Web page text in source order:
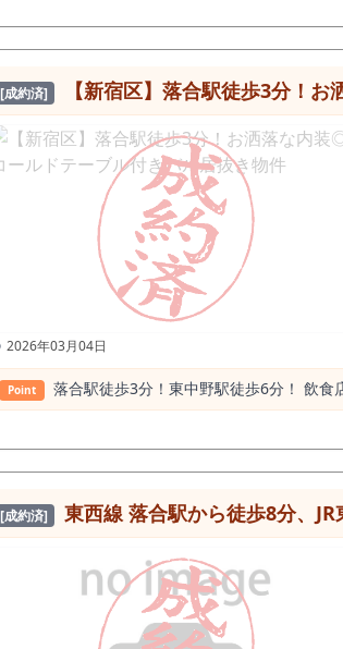
体的に把握いただけます。 「条件の良い居抜き物件は、検討している間に無くなる」 これは実際の市場で起きている事実です。 少しでもご興味がある
場合は、他の検討者に先を越される前に
・物件取得までの期間 ・内装工事費用 ・開業までの時間 いずれも大きく増加するケースが一般的です。 本物
区エリアでの出店を現実的に実現できる
せん。 だからこそ、堅実に積み上げられる立地です。 ロードサイド型の視認性と住宅地回転モデル。 バランスの
可。 もちろん業態転用もご相談ください。 落合で勝つ設計が描ける方。 駅3分・早稲田通り沿いでこの賃料帯は多くありません。 比較検討中
そ、 一度現地で動線と視認性をご確認く
[成約済] 【新宿区】落合駅徒歩3分！
2026年03月04日
Point 落合駅徒歩3分！東中野駅徒歩6分！ 飲
[成約済] 東西線 落合駅から徒歩8分、JR